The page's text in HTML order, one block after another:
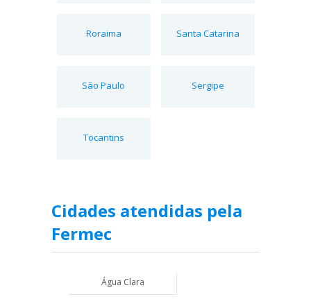
Roraima Santa Catarina
São Paulo Sergipe
Tocantins
Cidades atendidas pela
Fermec
Água Clara